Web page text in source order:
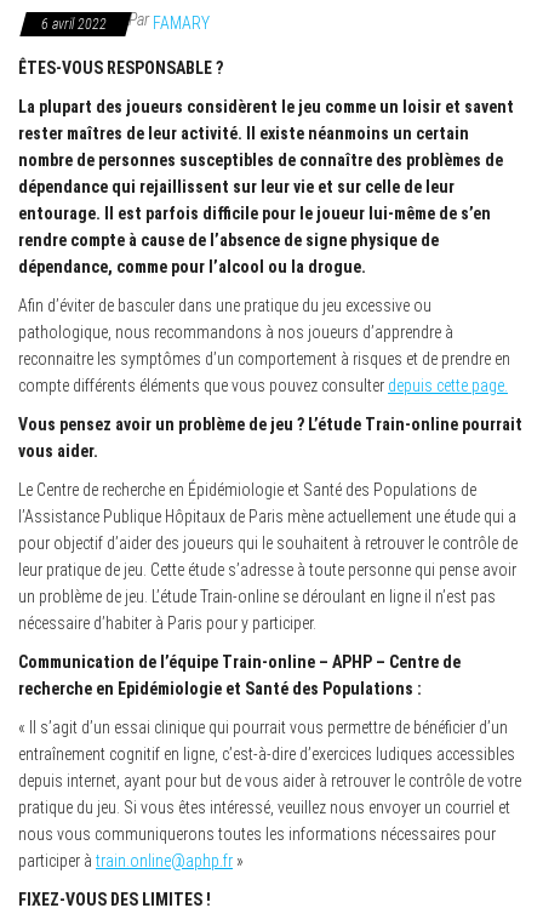
6 avril 2022 ParFAMARY
ÊTES-VOUS RESPONSABLE ?
La plupart des joueurs considèrent le jeu comme un loisir et savent
rester maîtres de leur activité. Il existe néanmoins un certain
nombre de personnes susceptibles de connaître des problèmes de
dépendance qui rejaillissent sur leur vie et sur celle de leur
entourage. Il est parfois difficile pour le joueur lui-même de s’en
rendre compte à cause de l’absence de signe physique de
dépendance, comme pour l’alcool ou la drogue.
Afin d’éviter de basculer dans une pratique du jeu excessive ou
pathologique, nous recommandons à nos joueurs d’apprendre à
reconnaitre les symptômes d’un comportement à risques et de prendre en
compte différents éléments que vous pouvez consulter depuis cette page.
Vous pensez avoir un problème de jeu ? L’étude Train-online pourrait
vous aider.
Le Centre de recherche en Épidémiologie et Santé des Populations de
l’Assistance Publique Hôpitaux de Paris mène actuellement une étude qui a
pour objectif d’aider des joueurs qui le souhaitent à retrouver le contrôle de
leur pratique de jeu. Cette étude s’adresse à toute personne qui pense avoir
un problème de jeu. L’étude Train-online se déroulant en ligne il n’est pas
nécessaire d’habiter à Paris pour y participer.
Communication de l’équipe Train-online – APHP – Centre de
recherche en Epidémiologie et Santé des Populations :
« Il s’agit d’un essai clinique qui pourrait vous permettre de bénéficier d’un
entraînement cognitif en ligne, c’est-à-dire d’exercices ludiques accessibles
depuis internet, ayant pour but de vous aider à retrouver le contrôle de votre
pratique du jeu. Si vous êtes intéressé, veuillez nous envoyer un courriel et
nous vous communiquerons toutes les informations nécessaires pour
participer à train.online@aphp.fr »
FIXEZ-VOUS DES LIMITES !